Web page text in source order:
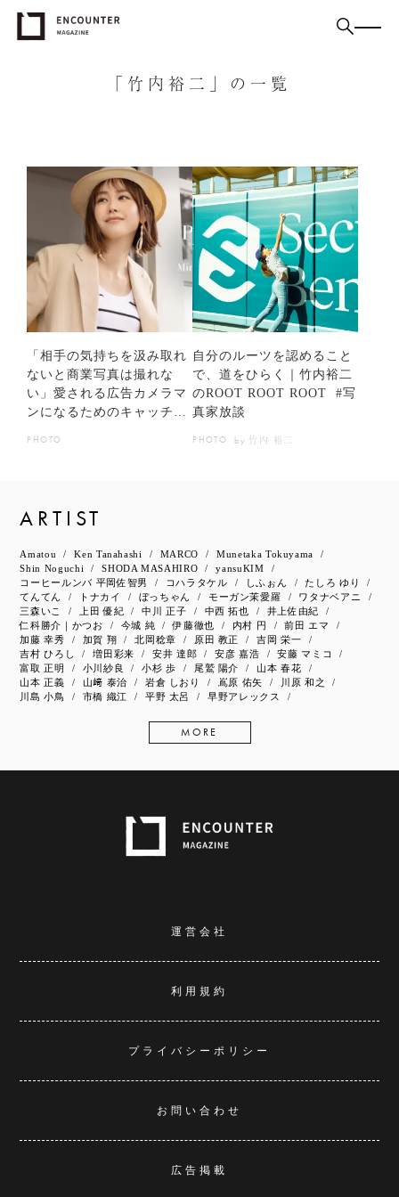
「竹内裕二」の一覧
「相手の気持ちを汲み取れ
ないと商業写真は撮れな
い」愛される広告カメラマ
ンになるためのキャッチャ
PHOTO
自分のルーツを認めること
で、道をひらく｜竹内裕二
のROOT ROOT ROOT #写
真家放談
PHOTO by 竹内 裕二
ARTIST
Amatou Ken Tanahashi MARCO
Munetaka Tokuyama
Shin Noguchi
SHODA MASAHIRO
yansuKIM
コーヒールンバ 平岡佐智男
コハラタケル しふぉん
たしろ ゆり
てんてん
トナカイ ぼっちゃん モーガン茉愛羅
ワタナベアニ
三森いこ
上田 優紀 中川 正子 中西 拓也
井上佐由紀
仁科勝介｜かつお
今城 純 伊藤徹也 内村 円
前田 エマ
加藤 幸秀
加賀 翔 北岡稔章 原田 教正
吉岡 栄一
吉村 ひろし
増田彩来 安井 達郎 安彦 嘉浩
安藤 マミコ
富取 正明
小川紗良 小杉 歩 尾鷲 陽介
山本 春花
山本 正義
山﨑 泰治 岩倉 しおり 嶌原 佑矢
川原 和之
川島 小鳥
市橋 織江 平野 太呂 早野アレックス
MORE
運営会社
利用規約
プライバシーポリシー
お問い合わせ
広告掲載